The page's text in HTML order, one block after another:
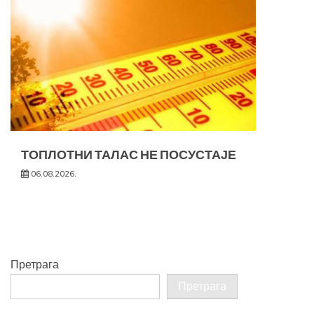
ТОПЛОТНИ ТАЛАС НЕ ПОСУСТАЈЕ
06.08.2026.
Претрага
Претрага